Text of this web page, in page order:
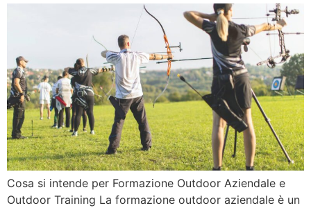
Cosa si intende per Formazione Outdoor Aziendale e
Outdoor Training La formazione outdoor aziendale è un